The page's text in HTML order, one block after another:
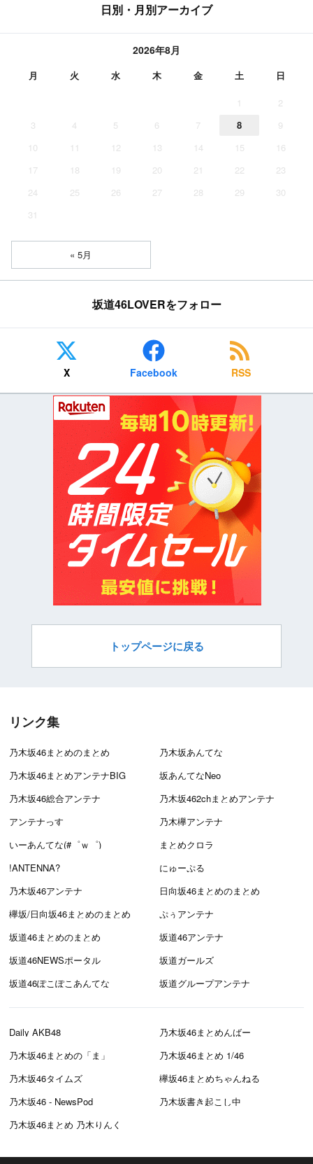
日別・月別アーカイブ
2026年8月
月 火 水 木 金 土 日
1
2
3
4 5 6 7 8
9
10
11 12 13 14 15
16
17
18 19 20 21 22
23
24
25 26 27 28 29
30
31
« 5月
坂道46LOVERをフォロー
X Facebook RSS
トップページに戻る
リンク集
乃木坂46まとめのまとめ
乃木坂あんてな
乃木坂46まとめアンテナBIG
坂あんてなNeo
乃木坂46総合アンテナ
乃木坂462chまとめアンテナ
アンテナっす
乃木欅アンテナ
いーあんてな(#゜ｗ゜)
まとめクロラ
!ANTENNA?
にゅーぷる
乃木坂46アンテナ
日向坂46まとめのまとめ
欅坂/日向坂46まとめのまとめ
ぷぅアンテナ
坂道46まとめのまとめ
坂道46アンテナ
坂道46NEWSポータル
坂道ガールズ
坂道46ぽこぽこあんてな
坂道グループアンテナ
Daily AKB48
乃木坂46まとめんばー
乃木坂46まとめの「ま」
乃木坂46まとめ 1/46
乃木坂46タイムズ
欅坂46まとめちゃんねる
乃木坂46 - NewsPod
乃木坂書き起こし中
乃木坂46まとめ 乃木りんく